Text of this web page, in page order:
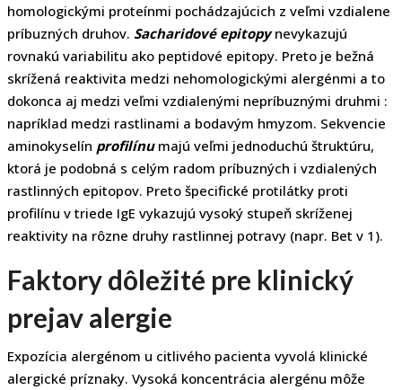
homologickými proteínmi pochádzajúcich z veľmi vzdialene
príbuzných druhov. Sacharidové epitopynevykazujú
rovnakú variabilitu ako peptidové epitopy. Preto je bežná
skrížená reaktivita medzi nehomologickými alergénmi a to
dokonca aj medzi veľmi vzdialenými nepríbuznými druhmi :
napríklad medzi rastlinami a bodavým hmyzom. Sekvencie
aminokyselín profilínumajú veľmi jednoduchú štruktúru,
ktorá je podobná s celým radom príbuzných i vzdialených
rastlinných epitopov. Preto špecifické protilátky proti
profilínu v triede IgE vykazujú vysoký stupeň skríženej
reaktivity na rôzne druhy rastlinnej potravy (napr. Bet v 1).
Faktory dôležité pre klinický
prejav alergie
Expozícia alergénom u citlivého pacienta vyvolá klinické
alergické príznaky. Vysoká koncentrácia alergénu môže